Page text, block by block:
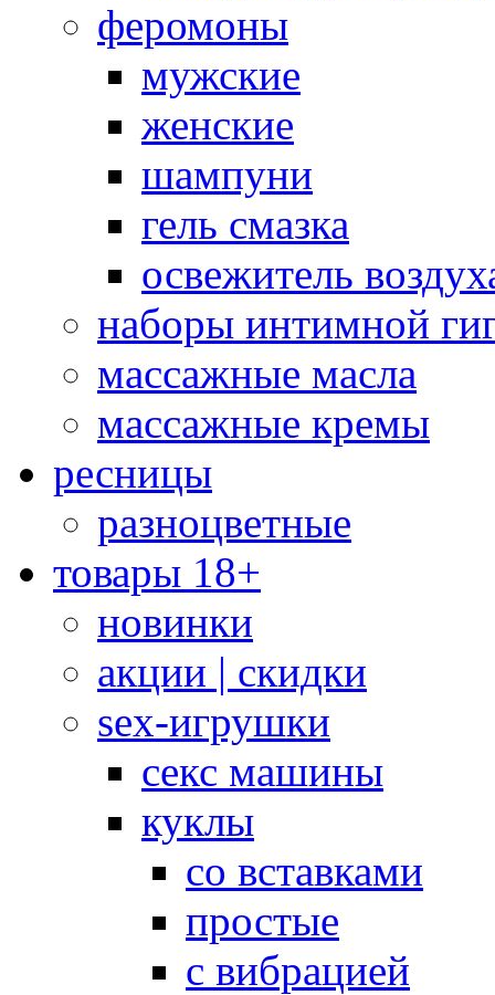
феромоны
мужские
женские
шампуни
гель смазка
освежитель
наборы интимной
массажные масла
массажные кремы
ресницы
разноцветные
товары 18+
новинки
акции | скидки
sex-игрушки
секс машины
куклы
со вставками
простые
с вибрацией